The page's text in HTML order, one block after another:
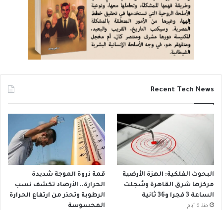
Recent Tech News
البحوث الفلكية: الهزة الأرضية
مركزها شرق القاهرة وسُجلت
الساعة 3 فجرا و36 ثانية
منذ 6 أيام
قمة ذروة الموجة شديدة
الحرارة.. الأرصاد تكشف نسب
الرطوبة وتحذر من ارتفاع الحرارة
المحسوسة